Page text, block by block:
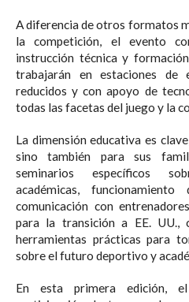
A diferencia de otros formatos
la competición, el evento
instrucción técnica y
trabajarán en estaciones de
reducidos y con apoyo de
todas las facetas del juego y la
La dimensión educativa es
sino también para sus
seminarios específicos
académicas,
comunicación con
para la transición a EE.
herramientas prácticas para
sobre el futuro deportivo y
En esta primera edición,